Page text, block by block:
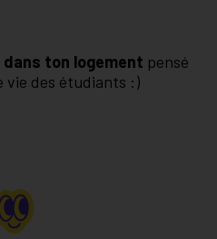
dans ton logement pensé
vie des étudiants :)